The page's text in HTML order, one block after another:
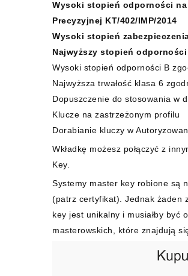
Wysoki stopień odporności
Precyzyjnej KT/402/IMP/2014
Wysoki stopień
Najwyższy stopień odporności
Wysoki stopień odporności B
Najwyższa trwałość klasa 6
Dopuszczenie do stosowania w
Klucze na zastrzeżonym profilu
Dorabianie kluczy w
Wkładkę możesz połączyć z
Key.
Systemy master key robione są
(patrz certyfikat). Jednak żaden
key jest unikalny i musiałby być
masterowskich, które znajdują